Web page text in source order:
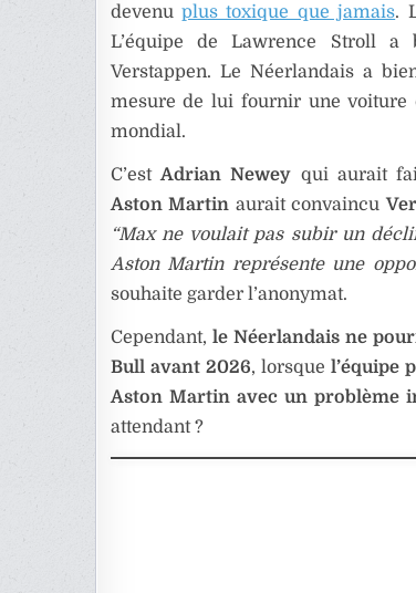
devenuplus toxique que jamais.
L’équipe de Lawrence Stroll a
Verstappen. Le Néerlandais a
mesure de lui fournir une voiture
mondial.
C’estAdrian Newey qui aurait
Aston Martin aurait convaincu
“Max ne voulait pas subir un
Aston Martin représente une
souhaite garder l’anonymat.
Cependant, le Néerlandais ne
Bull avant 2026, lorsquel’équipe
Aston Martin avec un problème
attendant ?